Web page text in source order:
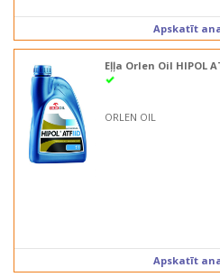
Apskatīt
Eļļa Orlen Oil HIPOL
ORLEN OIL
Apskatīt